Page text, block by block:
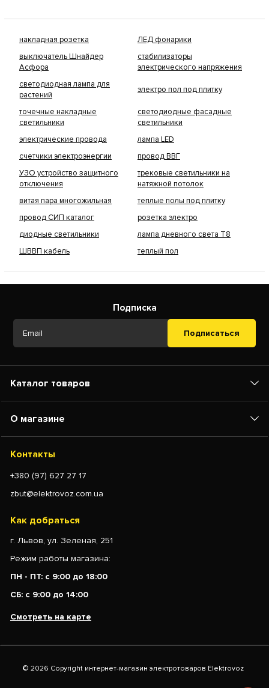
накладная розетка
ЛЕД фонарики
выключатель Шнайдер
Асфора
стабилизаторы
электрического напряжения
светодиодная лампа для
растений
электро пол под плитку
точечные накладные
светильники
светодиодные фасадные
светильники
электрические провода
лампа LED
счетчики электроэнергии
провод ВВГ
УЗО устройство защитного
отключения
трековые светильники на
натяжной потолок
витая пара многожильная
теплые полы под плитку
провод СИП каталог
розетка электро
диодные светильники
лампа дневного света Т8
ШВВП кабель
теплый пол
Подписка
Подписаться
Каталог товаров
О магазине
Контакты
+380 (97) 627 27 17
zbut@elektrovoz.com.ua
Как добраться
г. Львов, ул. Зеленая, 251
Режим работы магазина:
ПН - ПТ: с 9:00 до 18:00
СБ: с 9:00 до 14:00
Смотреть на карте
© 2026 Copyright интернет-магазин электротоваров Elektrovoz